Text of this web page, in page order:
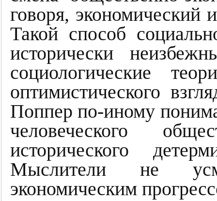
говоря, экономический
Такой способ
исторически
социологические
оптимистического
Поппер по-иному
человеческого
исторического
Мыслители не
экономическим